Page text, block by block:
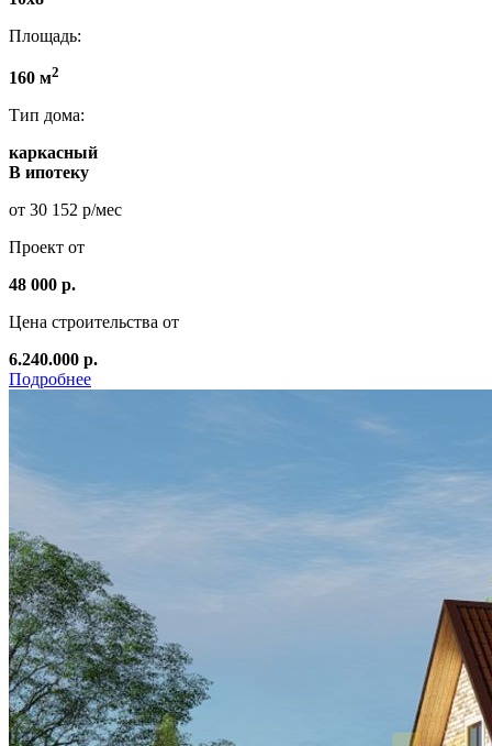
Площадь:
160 м2
Тип дома:
каркасный
В ипотеку
от 30 152 р/мес
Проект от
48 000 р.
Цена строительства от
6.240.000 р.
Подробнее